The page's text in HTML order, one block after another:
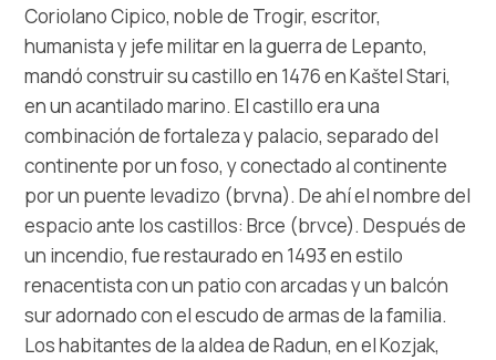
Multimedia
Safe in Dalmatia
es
+385 21 227 933
info@kastela-info.hr
Coriolano Cipico, noble de Trogir, escritor,
humanista y jefe militar en la guerra de Lepanto,
mandó construir su castillo en 1476 en Kaštel Stari,
en un acantilado marino. El castillo era una
combinación de fortaleza y palacio, separado del
continente por un foso, y conectado al continente
por un puente levadizo (brvna). De ahí el nombre del
espacio ante los castillos: Brce (brvce). Después de
un incendio, fue restaurado en 1493 en estilo
renacentista con un patio con arcadas y un balcón
sur adornado con el escudo de armas de la familia.
Los habitantes de la aldea de Radun, en el Kozjak,